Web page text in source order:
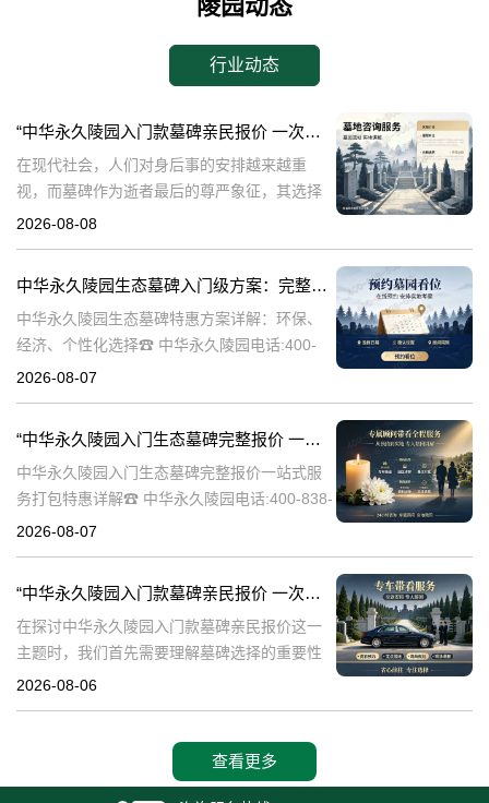
陵园动态
行业动态
“中华永久陵园入门款墓碑亲民报价 一次性付清享折上折：超值优惠与便捷选择的完美结合”
在现代社会，人们对身后事的安排越来越重
视，而墓碑作为逝者最后的尊严象征，其选择
与设计也变得尤为重要。中华永久陵园作为中
和
2026-08-08
中华永久陵园生态墓碑入门级方案：完整报价与一站式服务打包特惠解析
中华永久陵园生态墓碑特惠方案详解：环保、
经济、个性化选择☎ 中华永久陵园电话:400-
838-5063随着人们对身后事的关注度提升，选
2026-08-07
“中华永久陵园入门生态墓碑完整报价 一站式服务打包特惠详解”
中华永久陵园入门生态墓碑完整报价一站式服
务打包特惠详解☎ 中华永久陵园电话:400-838-
5063中华永久陵园作为国内知名的陵园之一，
2026-08-07
“中华永久陵园入门款墓碑亲民报价 一次性付清享折上折：超值优惠与便捷选择的完美结合”
在探讨中华永久陵园入门款墓碑亲民报价这一
主题时，我们首先需要理解墓碑选择的重要性
及其对逝者与生者的影响。墓碑不仅是对逝者
2026-08-06
查看更多